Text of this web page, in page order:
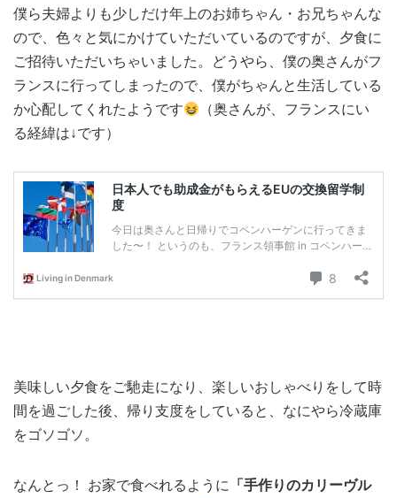
EVERYDAY– 日常ブログ
ABOUT US - サイトについて
僕ら夫婦よりも少しだけ年上のお姉ちゃん・お兄ちゃんな
ので、色々と気にかけていただいているのですが、夕食に
ご招待いただいちゃいました。どうやら、僕の奥さんがフ
ランスに行ってしまったので、僕がちゃんと生活している
か心配してくれたようです
（奥さんが、フランスにい
る経緯は↓です）
美味しい夕食をご馳走になり、楽しいおしゃべりをして時
間を過ごした後、帰り支度をしていると、なにやら冷蔵庫
をゴソゴソ。
なんとっ！ お家で食べれるように 「手作りのカリーヴル